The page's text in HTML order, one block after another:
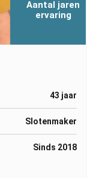
Aantal jaren
ervaring
43 jaar
Slotenmaker
Sinds 2018